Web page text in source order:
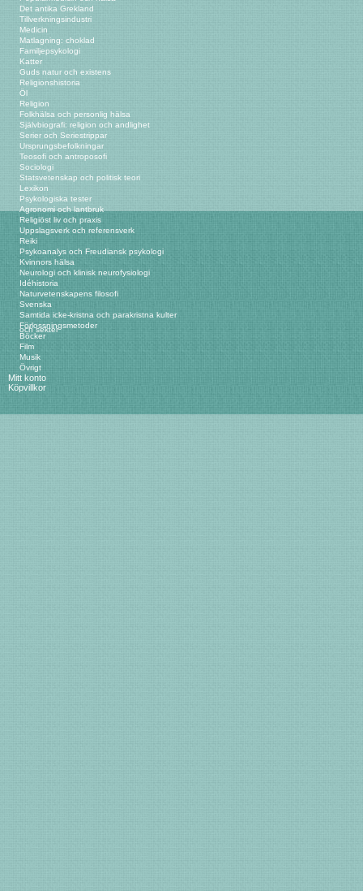
Det antika Grekland
Tillverkningsindustri
Medicin
Matlagning: choklad
Familjepsykologi
Katter
Guds natur och existens
Religionshistoria
Öl
Religion
Folkhälsa och personlig hälsa
Självbiografi: religion och andlighet
Serier och Seriestrippar
Ursprungsbefolkningar
Teosofi och antroposofi
Sociologi
Statsvetenskap och politisk teori
Lexikon
Psykologiska tester
Agronomi och lantbruk
Religiöst liv och praxis
Uppslagsverk och referensverk
Reiki
Psykoanalys och Freudiansk psykologi
Kvinnors hälsa
Neurologi och klinisk neurofysiologi
Idéhistoria
Naturvetenskapens filosofi
Svenska
Samtida icke-kristna och parakristna kulter
och sekter
Förlossningsmetoder
Böcker
Film
Musik
Övrigt
Mitt konto
Köpvillkor